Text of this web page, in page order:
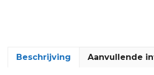
Beschrijving Aanvullende